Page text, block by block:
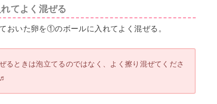
てよく混ぜる
おいた卵を①のボールに入れてよく混ぜる。
るときは泡立てるのではなく、よく擦り混ぜてくださ